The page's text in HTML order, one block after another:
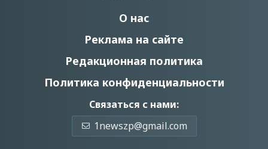
О нас
Реклама на сайте
Редакционная политика
Политика конфиденциальности
Связаться с нами:
1newszp@gmail.com